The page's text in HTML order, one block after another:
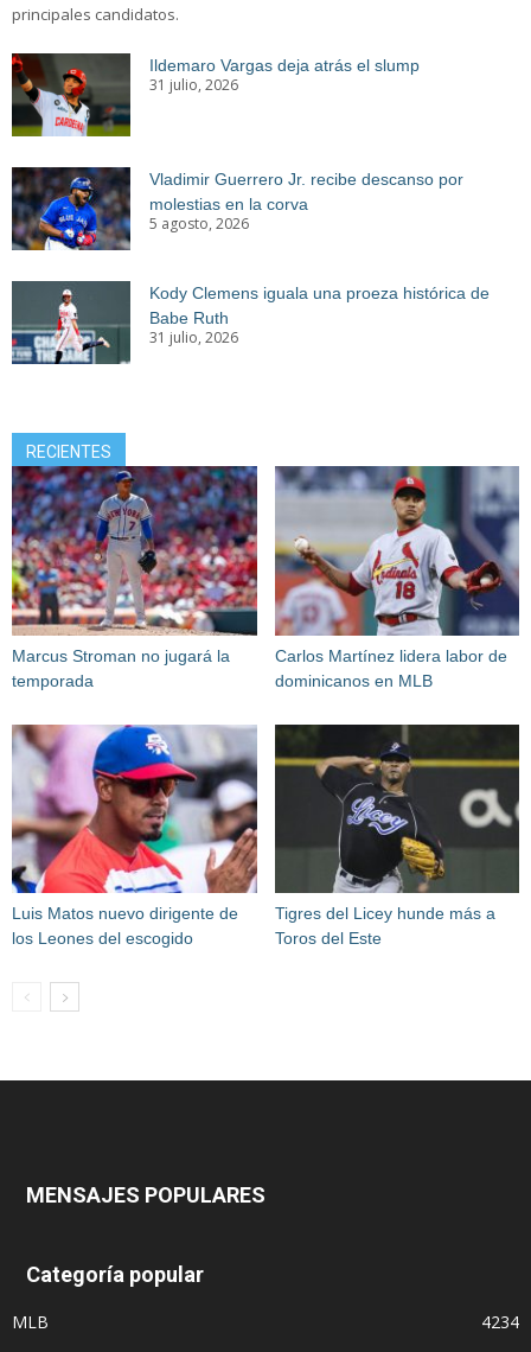
principales candidatos.
Ildemaro Vargas deja atrás el slump
31 julio, 2026
Vladimir Guerrero Jr. recibe descanso por
molestias en la corva
5 agosto, 2026
Kody Clemens iguala una proeza histórica de
Babe Ruth
31 julio, 2026
RECIENTES
Marcus Stroman no jugará la
temporada
Carlos Martínez lidera labor de
dominicanos en MLB
Luis Matos nuevo dirigente de
los Leones del escogido
Tigres del Licey hunde más a
Toros del Este
MENSAJES POPULARES
Categoría popular
MLB
4234